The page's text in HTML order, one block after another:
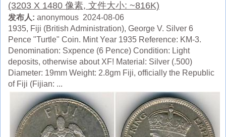
(3203 X 1480 像素, 文件大小: ~816K)
发布人: anonymous 2024-08-06
1935, Fiji (British Administration), George V. Silver 6
Pence "Turtle" Coin. Mint Year 1935 Reference: KM-3.
Denomination: Sxpence (6 Pence) Condition: Light
deposits, otherwise about XF! Material: Silver (.500)
Diameter: 19mm Weight: 2.8gm Fiji, officially the Republic
of Fiji (Fijian: ...